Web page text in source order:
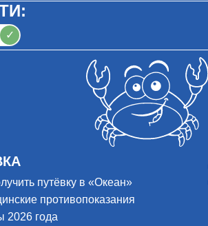
✓
путёвку в «Океан»
противопоказания
2026 года